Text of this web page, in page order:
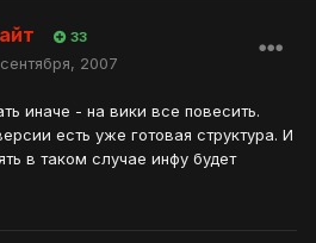
33
2007
иначе - на вики все повесить.
есть уже готовая структура. И
в таком случае инфу будет